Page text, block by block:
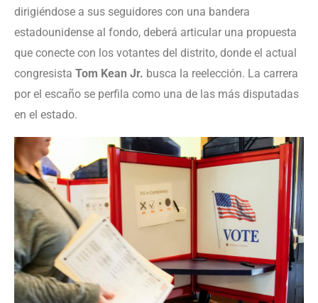
dirigiéndose a sus seguidores con una bandera
estadounidense al fondo, deberá articular una propuesta
que conecte con los votantes del distrito, donde el actual
congresista Tom Kean Jr. busca la reelección. La carrera
por el escaño se perfila como una de las más disputadas
en el estado.